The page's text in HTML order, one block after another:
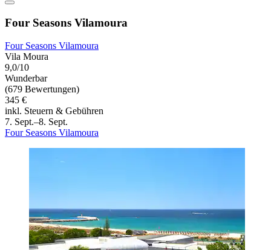
Four Seasons Vilamoura
Four Seasons Vilamoura
Vila Moura
9,0/10
Wunderbar
(679 Bewertungen)
345 €
inkl. Steuern & Gebühren
7. Sept.–8. Sept.
Four Seasons Vilamoura